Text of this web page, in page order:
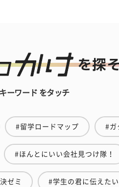
ーワード をタッチ
#留学ロードマップ #ガ
#ほんとにいい会社見つけ隊！
ゼミ #学生の君に伝えた